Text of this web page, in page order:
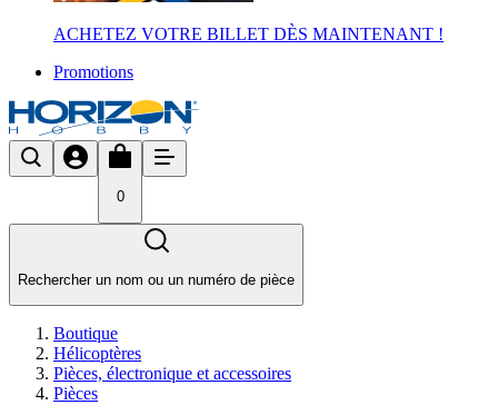
ACHETEZ VOTRE BILLET DÈS MAINTENANT !
Promotions
0
Rechercher un nom ou un numéro de pièce
Boutique
Hélicoptères
Pièces, électronique et accessoires
Pièces